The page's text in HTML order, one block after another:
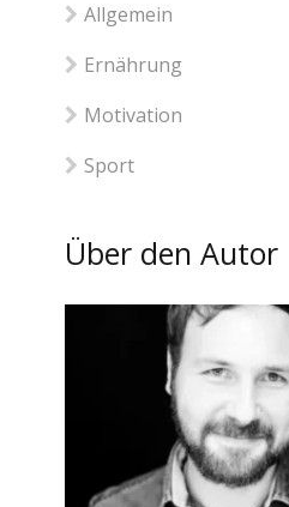
Allgemein
Ernährung
Motivation
Sport
Über den Autor